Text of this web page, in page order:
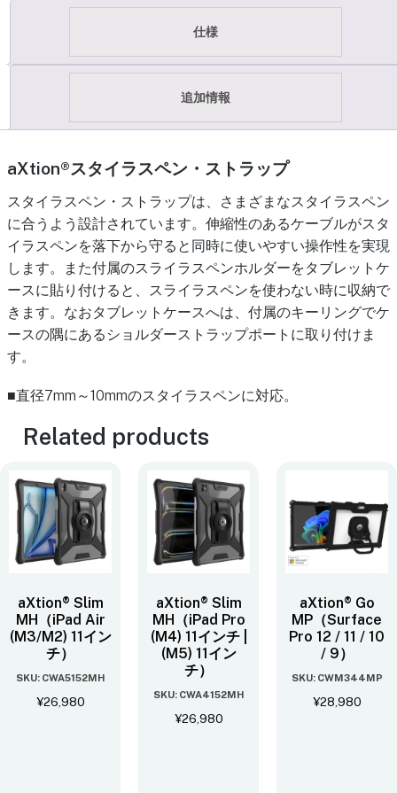
仕様
追加情報
aXtion®スタイラスペン・ストラップ
スタイラスペン・ストラップは、さまざまなスタイラスペン
に合うよう設計されています。伸縮性のあるケーブルがスタ
イラスペンを落下から守ると同時に使いやすい操作性を実現
します。また付属のスライラスペンホルダーをタブレットケ
ースに貼り付けると、スライラスペンを使わない時に収納で
きます。なおタブレットケースへは、付属のキーリングでケ
ースの隅にあるショルダーストラップポートに取り付けま
す。
■直径7mm～10mmのスタイラスペンに対応。
Related products
aXtion® Slim
MH（iPad Air
(M3/M2) 11イン
チ）
SKU: CWA5152MH
¥26,980
aXtion® Slim
MH（iPad Pro
(M4) 11インチ |
(M5) 11イン
チ）
SKU: CWA4152MH
¥26,980
aXtion® Go
MP（Surface
Pro 12 / 11 / 10
/ 9）
SKU: CWM344MP
¥28,980